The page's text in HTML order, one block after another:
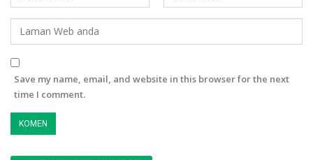
Save my name, email, and website in this browser for the next
time I comment.